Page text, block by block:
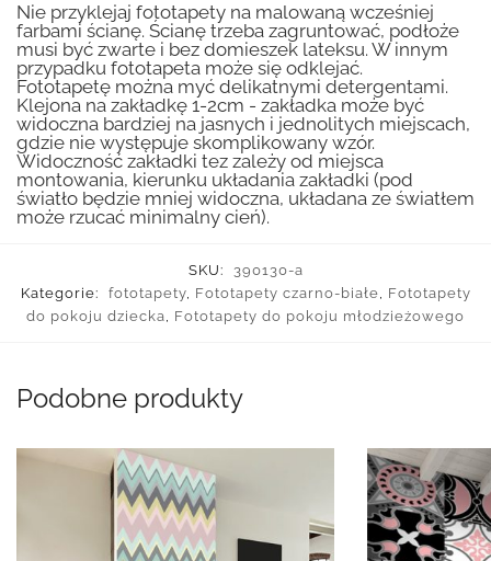
Nie przyklejaj fototapety na malowaną wcześniej
farbami ścianę. Ścianę trzeba zagruntować, podłoże
musi być zwarte i bez domieszek lateksu. W innym
przypadku fototapeta może się odklejać.
Fototapetę można myć delikatnymi detergentami.
Klejona na zakładkę 1-2cm - zakładka może być
widoczna bardziej na jasnych i jednolitych miejscach,
gdzie nie występuje skomplikowany wzór.
Widoczność zakładki tez zależy od miejsca
montowania, kierunku układania zakładki (pod
światło będzie mniej widoczna, układana ze światłem
może rzucać minimalny cień).
SKU:
390130-a
Kategorie:
fototapety, Fototapety czarno-białe, Fototapety
do pokoju dziecka, Fototapety do pokoju młodzieżowego
Podobne produkty